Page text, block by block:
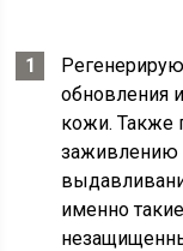
обновления
кожи. Также
заживлению
именно